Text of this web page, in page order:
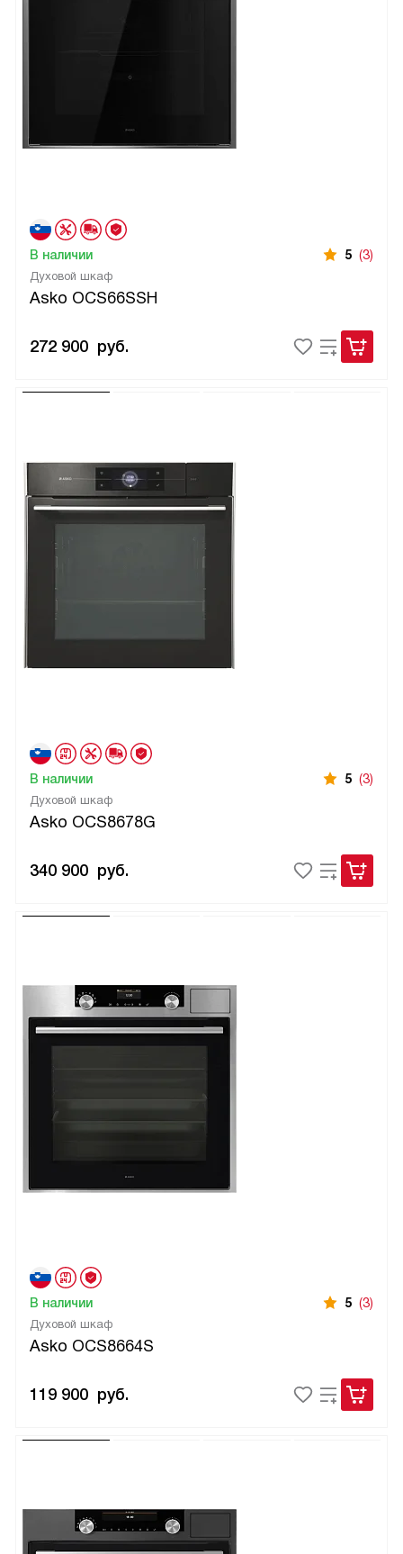
Духовой шкаф
Asko OCS66SSH
В наличии 5 (3)
272 900 руб.
Духовой шкаф
Asko OCS8678G
В наличии 5 (3)
340 900 руб.
Духовой шкаф
Asko OCS8664S
В наличии 5 (3)
119 900 руб.